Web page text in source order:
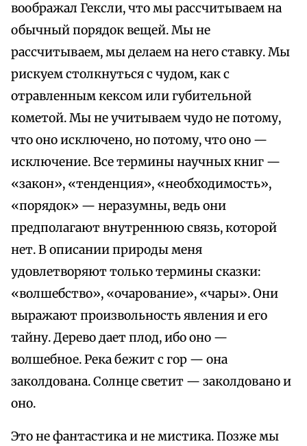
воображал Гексли, что мы рассчитываем на
обычный порядок вещей. Мы не
рассчитываем, мы делаем на него ставку. Мы
рискуем столкнуться с чудом, как с
отравленным кексом или губительной
кометой. Мы не учитываем чудо не потому,
что оно исключено, но потому, что оно —
исключение. Все термины научных книг —
«закон», «тенденция», «необходимость»,
«порядок» — неразумны, ведь они
предполагают внутреннюю связь, которой
нет. В описании природы меня
удовлетворяют только термины сказки:
«волшебство», «очарование», «чары». Они
выражают произвольность явления и его
тайну. Дерево дает плод, ибо оно —
волшебное. Река бежит с гор — она
заколдована. Солнце светит — заколдовано и
оно.
Это не фантастика и не мистика. Позже мы